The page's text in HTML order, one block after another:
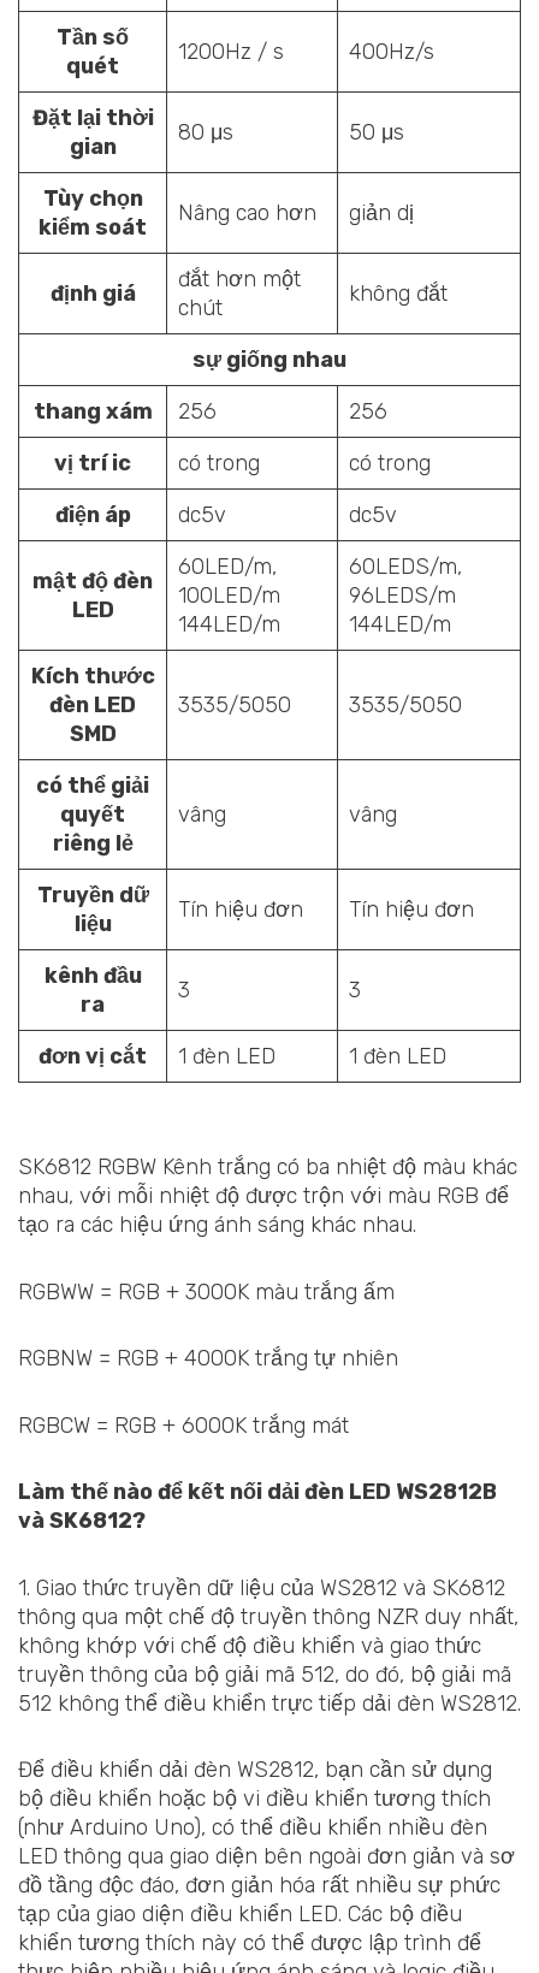
Tần số
quét
1200Hz / s 400Hz/s
Đặt lại thời
gian
80 μs 50 μs
Tùy chọn
kiểm soát
Nâng cao hơn giản dị
định giá
đắt hơn một
chút
không đắt
sự giống nhau
thang xám
256
256
vị trí ic
có trong
có trong
điện áp
dc5v dc5v
mật độ đèn
LED
60LED/m,
100LED/m
144LED/m
60LEDS/m,
96LEDS/m
144LED/m
Kích thước
đèn LED
SMD
3535/5050 3535/5050
có thể giải
quyết
riêng lẻ
vâng vâng
Truyền dữ
liệu
Tín hiệu đơn Tín hiệu đơn
kênh đầu
ra
3 3
đơn vị cắt 1 đèn LED 1 đèn LED
SK6812 RGBW Kênh trắng có ba nhiệt độ màu khác
nhau, với mỗi nhiệt độ được trộn với màu RGB để
tạo ra các hiệu ứng ánh sáng khác nhau.
RGBWW = RGB + 3000K màu trắng ấm
RGBNW = RGB + 4000K trắng tự nhiên
RGBCW = RGB + 6000K trắng mát
Làm thế nào để kết nối dải đèn LED WS2812B
và SK6812?
1. Giao thức truyền dữ liệu của WS2812 và SK6812
thông qua một chế độ truyền thông NZR duy nhất,
không khớp với chế độ điều khiển và giao thức
truyền thông của bộ giải mã 512, do đó, bộ giải mã
512 không thể điều khiển trực tiếp dải đèn WS2812.
Để điều khiển dải đèn WS2812, bạn cần sử dụng
bộ điều khiển hoặc bộ vi điều khiển tương thích
(như Arduino Uno), có thể điều khiển nhiều đèn
LED thông qua giao diện bên ngoài đơn giản và sơ
đồ tầng độc đáo, đơn giản hóa rất nhiều sự phức
tạp của giao diện điều khiển LED. Các bộ điều
khiển tương thích này có thể được lập trình để